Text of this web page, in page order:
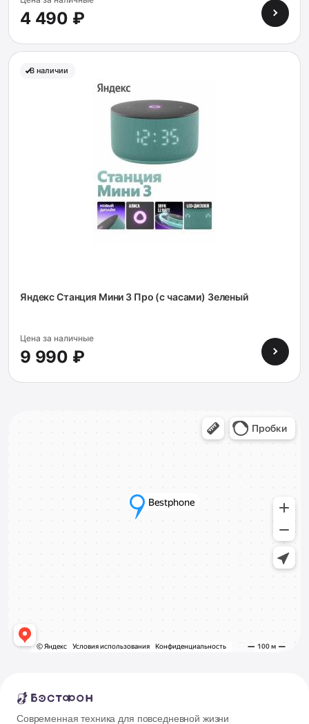
4 490 ₽
В наличии
Яндекс Станция Мини 3 Про (с часами) Зеленый
Цена за наличные
9 990 ₽
Современная техника для повседневной жизни